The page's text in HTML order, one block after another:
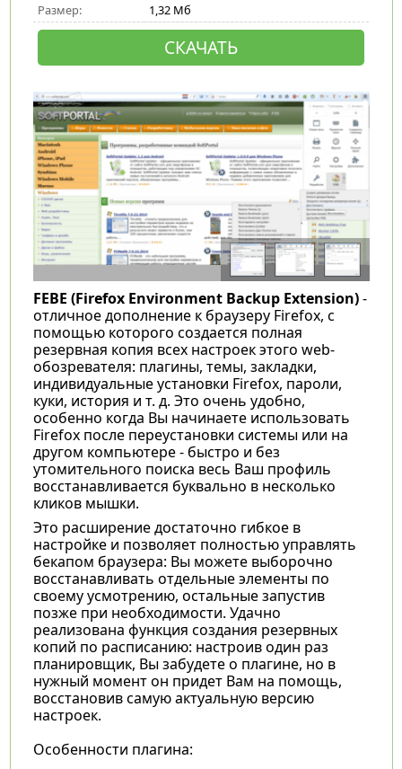
Размер: 1,32 Мб
СКАЧАТЬ
FEBE (Firefox Environment Backup Extension)-
отличное дополнение к браузеру Firefox, с
помощью которого создается полная
резервная копия всех настроек этого web-
обозревателя: плагины, темы, закладки,
индивидуальные установки Firefox, пароли,
куки, история и т. д. Это очень удобно,
особенно когда Вы начинаете использовать
Firefox после переустановки системы или на
другом компьютере - быстро и без
утомительного поиска весь Ваш профиль
восстанавливается буквально в несколько
кликов мышки.
Это расширение достаточно гибкое в
настройке и позволяет полностью управлять
бекапом браузера: Вы можете выборочно
восстанавливать отдельные элементы по
своему усмотрению, остальные запустив
позже при необходимости. Удачно
реализована функция создания резервных
копий по расписанию: настроив один раз
планировщик, Вы забудете о плагине, но в
нужный момент он придет Вам на помощь,
восстановив самую актуальную версию
настроек.
Особенности плагина: